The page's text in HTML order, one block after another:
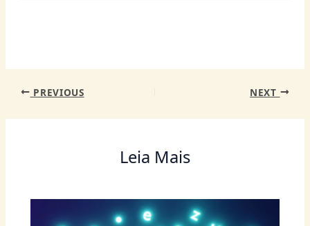
PREVIOUS NEXT
Leia Mais